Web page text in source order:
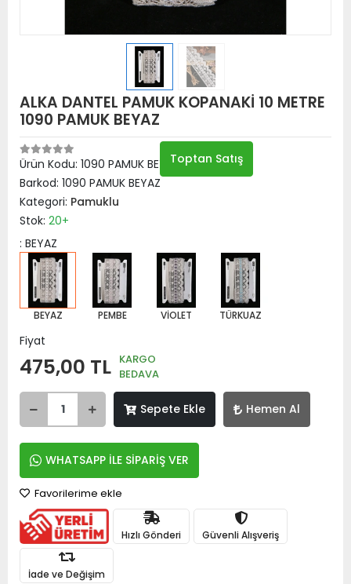
ALKA DANTEL PAMUK KOPANAKİ 10 METRE
1090 PAMUK BEYAZ
Ürün Kodu: 1090 PAMUK BEYAZ
Barkod: 1090 PAMUK BEYAZ
Kategori: Pamuklu
Stok: 20+
: BEYAZ
BEYAZ PEMBE VİOLET TÜRKUAZ
Fiyat
475,00 TL KARGO
BEDAVA
Sepete Ekle Hemen Al
WHATSAPP İLE SİPARİŞ VER
Toptan Satış
Favorilerime ekle
Hızlı Gönderi Güvenli Alışveriş
İade ve Değişim